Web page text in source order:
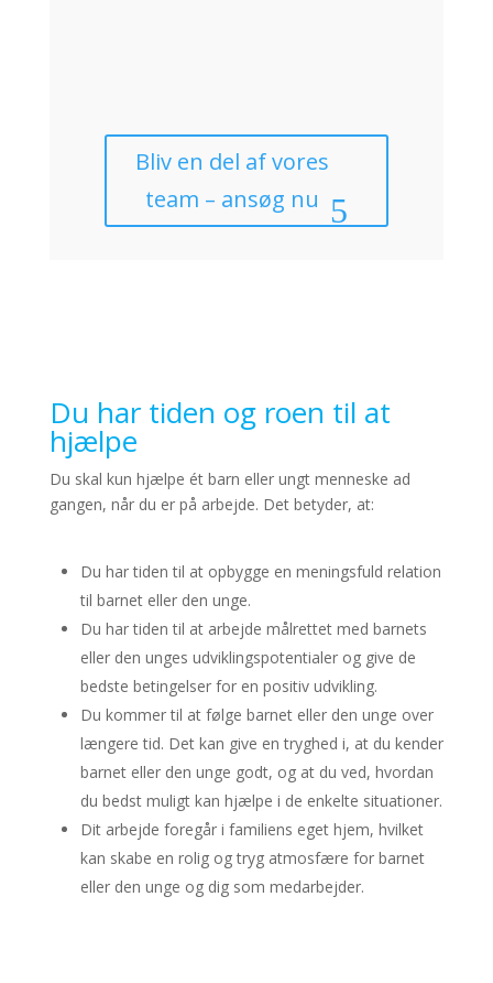
Bliv en del af vores
team – ansøg nu
Du har tiden og roen til at
hjælpe
Du skal kun hjælpe ét barn eller ungt menneske ad
gangen, når du er på arbejde. Det betyder, at:
Du har tiden til at opbygge en meningsfuld relation
til barnet eller den unge.
Du har tiden til at arbejde målrettet med barnets
eller den unges udviklingspotentialer og give de
bedste betingelser for en positiv udvikling.
Du kommer til at følge barnet eller den unge over
længere tid. Det kan give en tryghed i, at du kender
barnet eller den unge godt, og at du ved, hvordan
du bedst muligt kan hjælpe i de enkelte situationer.
Dit arbejde foregår i familiens eget hjem, hvilket
kan skabe en rolig og tryg atmosfære for barnet
eller den unge og dig som medarbejder.